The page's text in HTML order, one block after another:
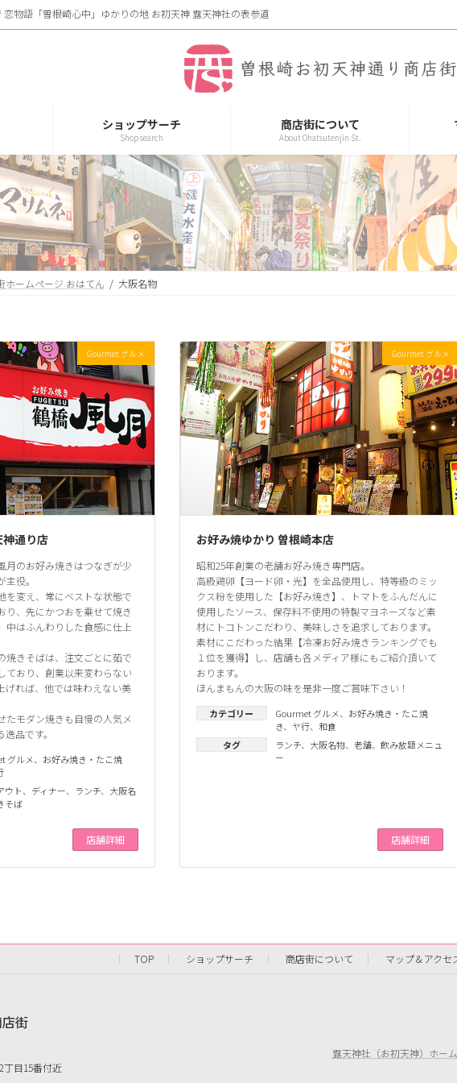
物語「曽根崎心中」ゆかりの地 お初天神 露天神社の表参道
ショップサーチ
Shop search
商店街について
About Ohatsutenjin St.
ホームページ おはてん 大阪名物
Gourmet グルメ
通り店
月のお好み焼きはつなぎが少
役。
を変え、常にベストな状態で
り、先にかつおを乗せて焼き
中はふんわりした食感に仕上
焼きそばは、注文ごとに茹で
ており、創業以来変わらない
げれば、他では味わえない美
たモダン焼きも自慢の人気メ
品です。
グルメ、 お好み焼き・たこ焼
ウト、 ディナー、 ランチ、 大阪名
そば
店舗詳細
Gourmet グルメ
お好み焼ゆかり 曽根崎本店
昭和25年創業の老舗お好み焼き専門店。
高級鶏卵【ヨード卵・光】を全品使用し、特等級のミッ
クス粉を使用した【お好み焼き】、トマトをふんだんに
使用したソース、保存料不使用の特製マヨネーズなど素
材にトコトンこだわり、美味しさを追求しております。
素材にこだわった結果【冷凍お好み焼きランキングでも
１位を獲得】し、店舗も各メディア様にもご紹介頂いて
おります。
ほんまもんの大阪の味を是非一度ご賞味下さい！
カテゴリー Gourmet グルメ、 お好み焼き・たこ焼
き、 ヤ行、 和食
タグ
ランチ、 大阪名物、 老舗、 飲み放題メニュ
ー
店舗詳細
TOP ショップサーチ 商店街について マップ＆アクセ
街
丁目15番付近
露天神社（お初天神）ホー